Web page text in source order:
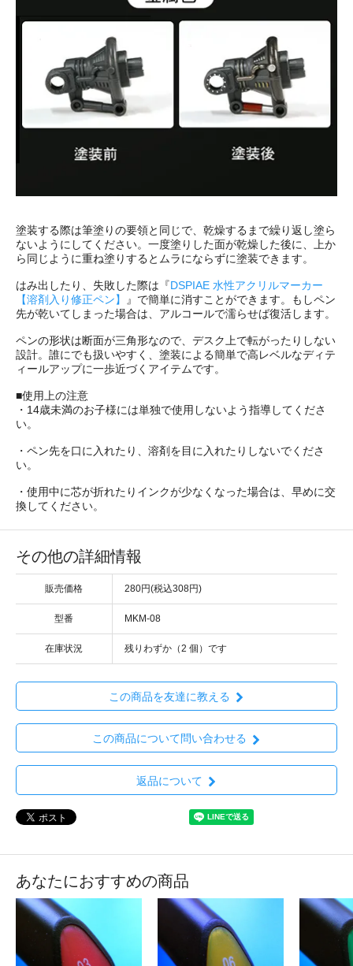
塗装する際は筆塗りの要領と同じで、乾燥するまで繰り返し塗ら
ないようにしてください。一度塗りした面が乾燥した後に、上か
ら同じように重ね塗りするとムラにならずに塗装できます。
はみ出したり、失敗した際は『DSPIAE 水性アクリルマーカー
【溶剤入り修正ペン】
』で簡単に消すことができます。もしペン
先が乾いてしまった場合は、アルコールで濡らせば復活します。
ペンの形状は断面が三角形なので、デスク上で転がったりしない
設計。誰にでも扱いやすく、塗装による簡単で高レベルなディテ
ィールアップに一歩近づくアイテムです。
■使用上の注意
・14歳未満のお子様には単独で使用しないよう指導してくださ
い。
・ペン先を口に入れたり、溶剤を目に入れたりしないでくださ
い。
・使用中に芯が折れたりインクが少なくなった場合は、早めに交
換してください。
その他の詳細情報
販売価格 280円(税込308円)
型番 MKM-08
在庫状況 残りわずか（2 個）です
この商品を友達に教える
この商品について問い合わせる
返品について
あなたにおすすめの商品